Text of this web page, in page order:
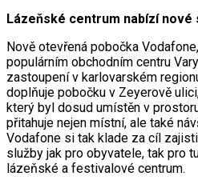
Lázeňské centrum nabízí nové
Nově otevřená pobočka
populárním obchodním centru
zastoupení v karlovarském
doplňuje pobočku v Zeyerově
který byl dosud umístěn v
přitahuje nejen místní, ale také
Vodafone si tak klade za cíl
služby jak pro obyvatele, tak pro
lázeňské a festivalové centrum.